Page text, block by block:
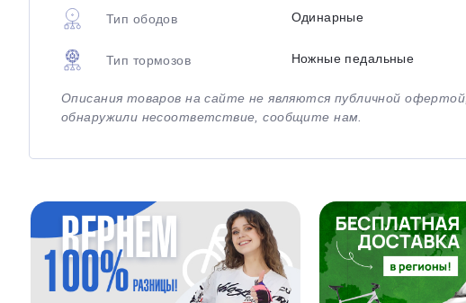
Тип ободов Одинарные
Тип тормозов Ножные педальные
Описания товаров на сайте не являются публичной
обнаружили несоответствие, сообщите нам.